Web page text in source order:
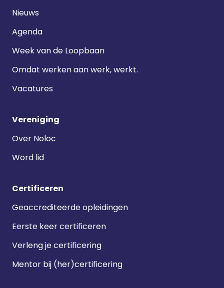
Nieuws
Agenda
Week van de Loopbaan
Omdat werken aan werk, werkt.
Vacatures
Vereniging
Over Noloc
Word lid
Certificeren
Geaccrediteerde opleidingen
Eerste keer certificeren
Verleng je certificering
Mentor bij (her)certificering